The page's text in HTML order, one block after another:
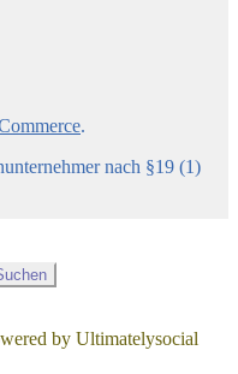
.
nach §19 (1)
by Ultimatelysocial